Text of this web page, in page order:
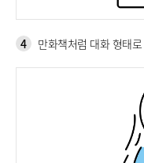
4 만화책처럼 대화 형태